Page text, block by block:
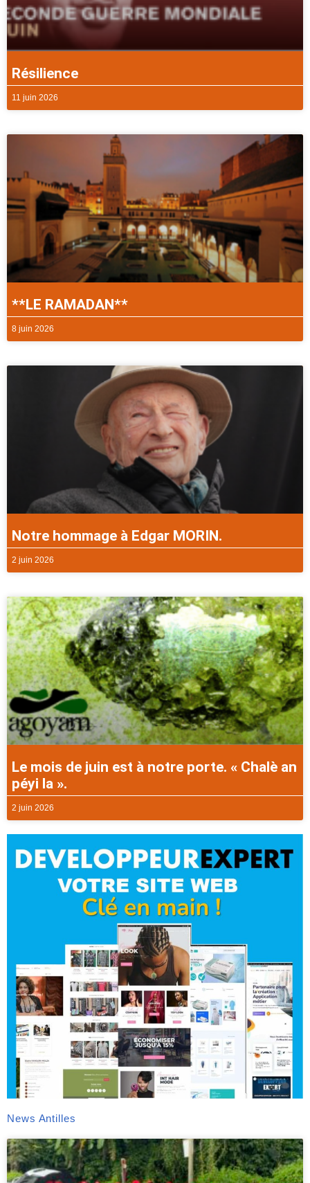
Résilience
11 juin 2026
**LE RAMADAN**
8 juin 2026
Notre hommage à Edgar MORIN.
2 juin 2026
Le mois de juin est à notre porte. « Chalè an
péyi la ».
2 juin 2026
News Antilles